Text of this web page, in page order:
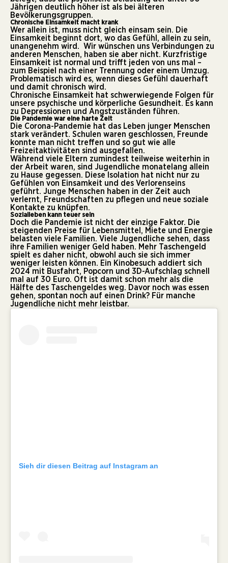
Jährigen deutlich höher ist als bei älteren
Bevölkerungsgruppen.
Chronische Einsamkeit macht krank
Wer allein ist, muss nicht gleich einsam sein. Die
Einsamkeit beginnt dort, wo das Gefühl, allein zu sein,
unangenehm wird. Wir wünschen uns Verbindungen zu
anderen Menschen, haben sie aber nicht. Kurzfristige
Einsamkeit ist normal und trifft jeden von uns mal –
zum Beispiel nach einer Trennung oder einem Umzug.
Problematisch wird es, wenn dieses Gefühl dauerhaft
und damit chronisch wird.
Chronische Einsamkeit hat schwerwiegende Folgen für
unsere psychische und körperliche Gesundheit. Es kann
zu Depressionen und Angstzuständen führen.
Die Pandemie war eine harte Zeit
Die Corona-Pandemie hat das Leben junger Menschen
stark verändert. Schulen waren geschlossen, Freunde
konnte man nicht treffen und so gut wie alle
Freizeitaktivitäten sind ausgefallen.
Während viele Eltern zumindest teilweise weiterhin in
der Arbeit waren, sind Jugendliche monatelang allein
zu Hause gegessen. Diese Isolation hat nicht nur zu
Gefühlen von Einsamkeit und des Verlorenseins
geführt. Junge Menschen haben in der Zeit auch
verlernt, Freundschaften zu pflegen und neue soziale
Kontakte zu knüpfen.
Sozialleben kann teuer sein
Doch die Pandemie ist nicht der einzige Faktor. Die
steigenden Preise für Lebensmittel, Miete und Energie
belasten viele Familien. Viele Jugendliche sehen, dass
ihre Familien weniger Geld haben. Mehr Taschengeld
spielt es daher nicht, obwohl auch sie sich immer
weniger leisten können. Ein Kinobesuch addiert sich
2024 mit Busfahrt, Popcorn und 3D-Aufschlag schnell
mal auf 30 Euro. Oft ist damit schon mehr als die
Hälfte des Taschengeldes weg. Davor noch was essen
gehen, spontan noch auf einen Drink? Für manche
Jugendliche nicht mehr leistbar.
Sieh dir diesen Beitrag auf Instagram an